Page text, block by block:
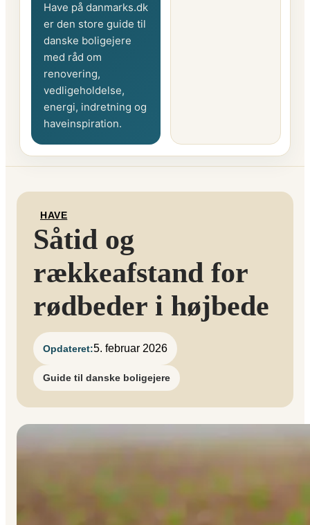
Have på danmarks.dk
er den store guide til
danske boligejere
med råd om
renovering,
vedligeholdelse,
energi, indretning og
haveinspiration.
HAVE
Såtid og
rækkeafstand for
rødbeder i højbede
Opdateret:5. februar 2026
Guide til danske boligejere